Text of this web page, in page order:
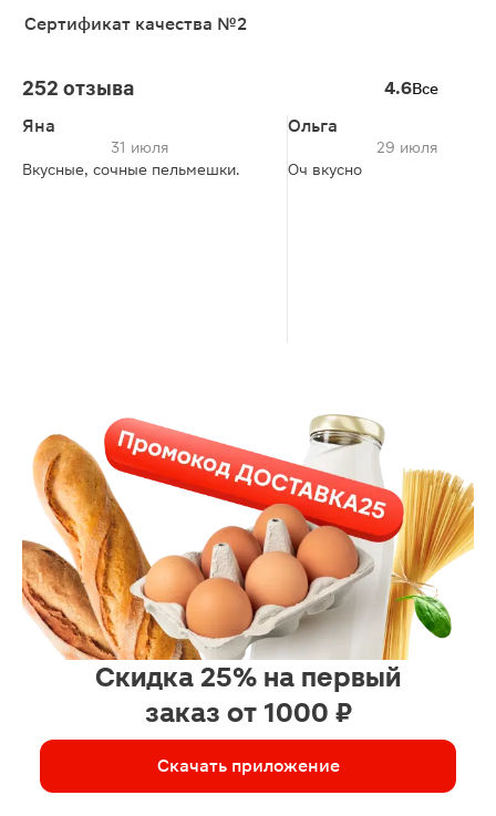
Сертификат качества №2
252 отзыва 4.6Все
Яна
31 июля
Вкусные, сочные пельмешки.
Ольга
29 июля
Оч вкусно
Скидка 25% на первый
заказ от 1000 ₽
Скачать приложение